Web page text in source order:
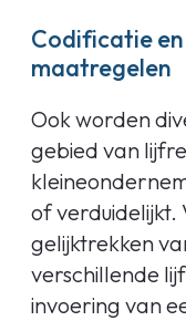
Codificatie
maatregelen
Ook worden
gebied van
of verduidelijkt.
gelijktrekken
verschillende
invoering van